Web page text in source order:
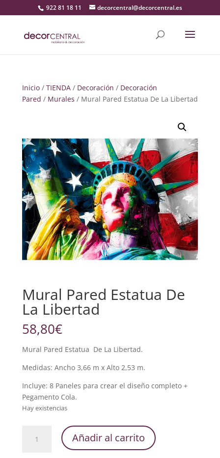
922 81 18 11 decorcentral@decorcentral.es
Inicio/ TIENDA/ Decoración / Decoración
Pared / Murales / Mural Pared Estatua De La Libertad
Mural Pared Estatua De
La Libertad
58,80€
Mural Pared Estatua De La Libertad.
Medidas: Ancho 3,66 m x Alto 2,53 m.
Incluye: 8 Paneles para crear el diseño completo +
Pegamento Cola.
Hay existencias
Pared
Añadir al carrito